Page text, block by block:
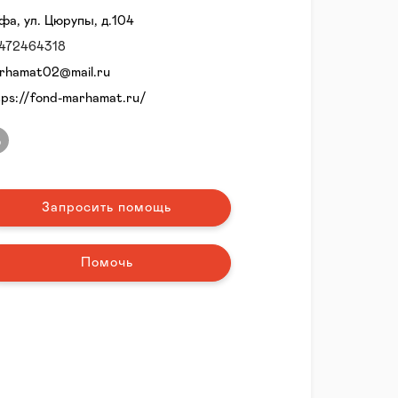
ул. Цюрупы, д.104
fond-marhamat.ru/
Запросить помощь
Помочь